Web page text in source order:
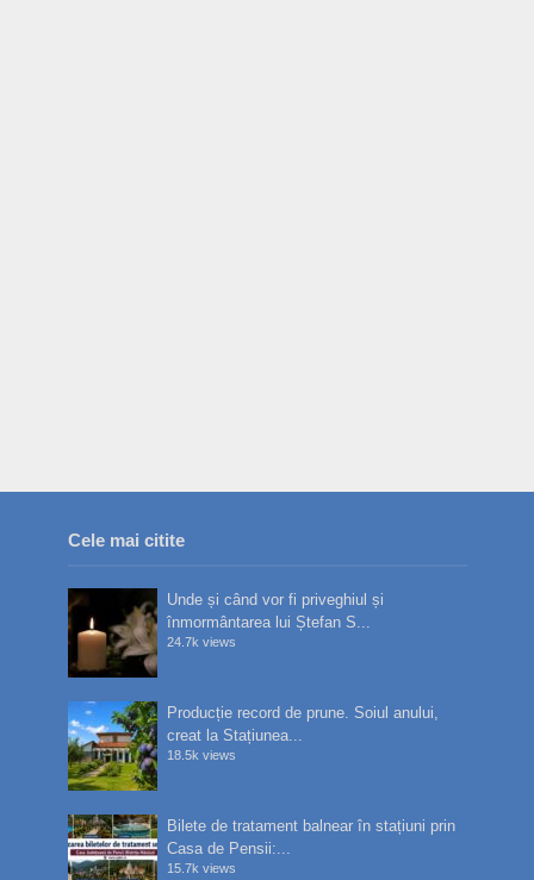
Cele mai citite
Unde și când vor fi priveghiul și
înmormântarea lui Ștefan S...
24.7k views
Producție record de prune. Soiul anului,
creat la Stațiunea...
18.5k views
Bilete de tratament balnear în stațiuni prin
Casa de Pensii:...
15.7k views